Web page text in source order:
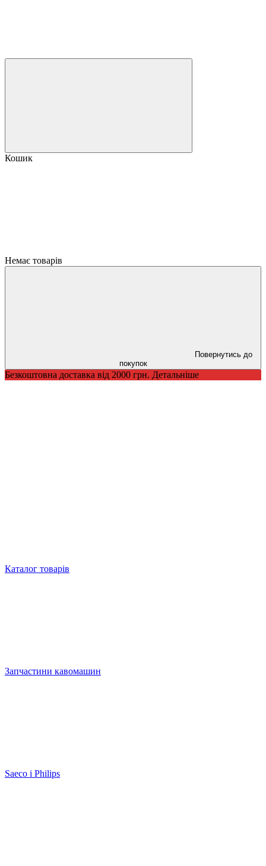
Кошик
Немає товарів
Повернутись до
покупок
Безкоштовна доставка від 2000 грн. Детальніше
Каталог товарів
Запчастини кавомашин
Saeco і Philips